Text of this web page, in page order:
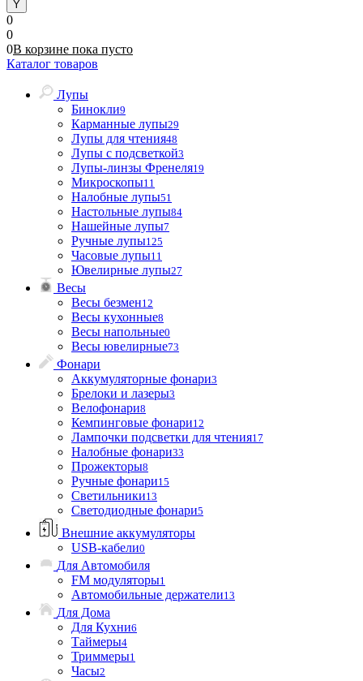
0
0
0В корзине пока пусто
Каталог товаров
Лупы
Бинокли9
Карманные лупы29
Лупы для чтения48
Лупы с подсветкой3
Лупы-линзы Френеля19
Микроскопы11
Налобные лупы51
Настольные лупы84
Нашейные лупы7
Ручные лупы125
Часовые лупы11
Ювелирные лупы27
Весы
Весы безмен12
Весы кухонные8
Весы напольные0
Весы ювелирные73
Фонари
Аккумуляторные фонари3
Брелоки и лазеры3
Велофонари8
Кемпинговые фонари12
Лампочки подсветки для чтения17
Налобные фонари33
Прожекторы8
Ручные фонари15
Светильники13
Светодиодные фонари5
Внешние аккумуляторы
USB-кабели0
Для Автомобиля
FM модуляторы1
Автомобильные держатели13
Для Дома
Для Кухни6
Таймеры4
Триммеры1
Часы2